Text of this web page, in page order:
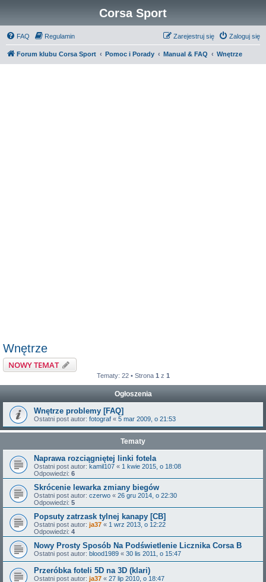
Corsa Sport
FAQ Regulamin Zaloguj się
Zarejestruj się
Forum klubu Corsa Sport Pomoc i Porady Manual & FAQ Wnętrze
Wnętrze
NOWY TEMAT
Tematy: 22 • Strona 1 z 1
Ogłoszenia
Wnętrze problemy [FAQ]
Ostatni post autor: fotograf « 5 mar 2009, o 21:53
Tematy
Naprawa rozciągniętej linki fotela
Ostatni post autor: kamil107 « 1 kwie 2015, o 18:08
Odpowiedzi: 6
Skrócenie lewarka zmiany biegów
Ostatni post autor: czerwo « 26 gru 2014, o 22:30
Odpowiedzi: 5
Popsuty zatrzask tylnej kanapy [CB]
Ostatni post autor: ja37 « 1 wrz 2013, o 12:22
Odpowiedzi: 4
Nowy Prosty Sposób Na Podświetlenie Licznika Corsa B
Ostatni post autor: blood1989 « 30 lis 2011, o 15:47
Przeróbka foteli 5D na 3D (klari)
Ostatni post autor: ja37 « 27 lip 2010, o 18:47